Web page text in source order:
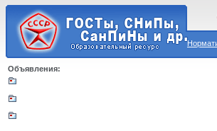
Объявления: